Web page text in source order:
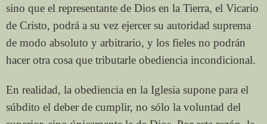
sino que el representante de Dios en la Tierra, el Vicario
de Cristo, podrá a su vez ejercer su autoridad suprema
de modo absoluto y arbitrario, y los fieles no podrán
hacer otra cosa que tributarle obediencia incondicional.
En realidad, la obediencia en la Iglesia supone para el
súbdito el deber de cumplir, no sólo la voluntad del